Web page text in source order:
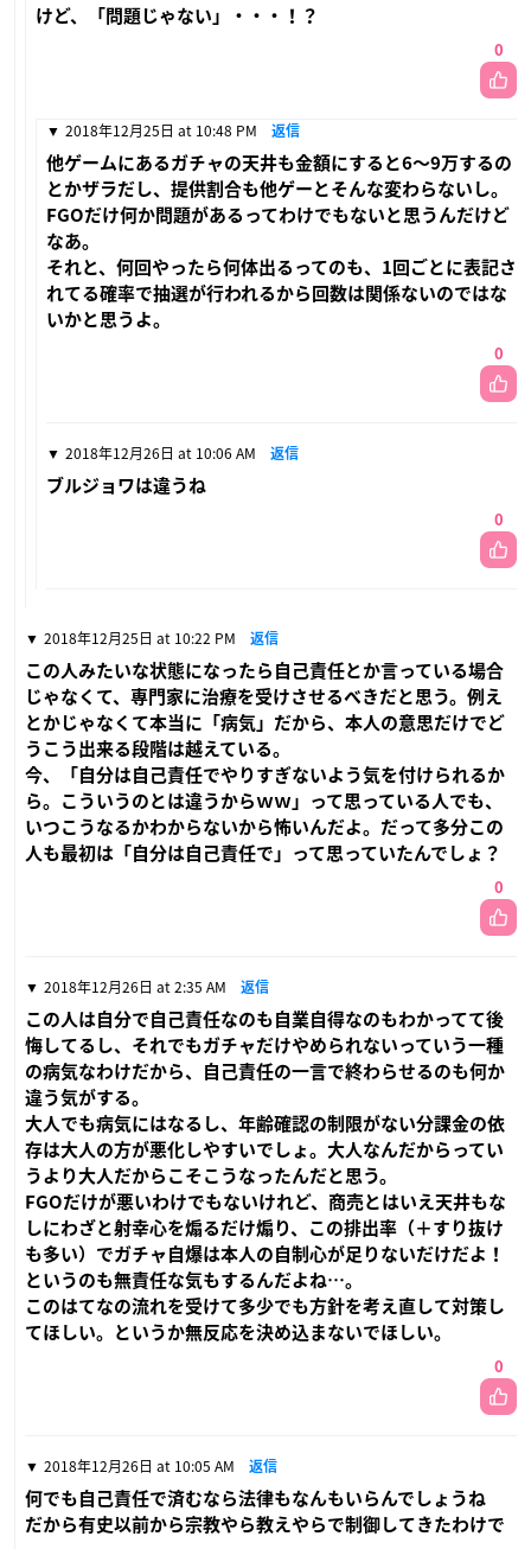
けど、「問題じゃない」・・・！？
0
2018年12月25日 at 10:48 PM 返信
他ゲームにあるガチャの天井も金額にすると6〜9万するの
とかザラだし、提供割合も他ゲーとそんな変わらないし。
FGOだけ何か問題があるってわけでもないと思うんだけど
なあ。
それと、何回やったら何体出るってのも、1回ごとに表記さ
れてる確率で抽選が行われるから回数は関係ないのではな
いかと思うよ。
0
2018年12月26日 at 10:06 AM 返信
ブルジョワは違うね
0
2018年12月25日 at 10:22 PM 返信
この人みたいな状態になったら自己責任とか言っている場合
じゃなくて、専門家に治療を受けさせるべきだと思う。例え
とかじゃなくて本当に「病気」だから、本人の意思だけでど
うこう出来る段階は越えている。
今、「自分は自己責任でやりすぎないよう気を付けられるか
ら。こういうのとは違うからｗｗ」って思っている人でも、
いつこうなるかわからないから怖いんだよ。だって多分この
人も最初は「自分は自己責任で」って思っていたんでしょ？
0
2018年12月26日 at 2:35 AM 返信
この人は自分で自己責任なのも自業自得なのもわかってて後
悔してるし、それでもガチャだけやめられないっていう一種
の病気なわけだから、自己責任の一言で終わらせるのも何か
違う気がする。
大人でも病気にはなるし、年齢確認の制限がない分課金の依
存は大人の方が悪化しやすいでしょ。大人なんだからってい
うより大人だからこそこうなったんだと思う。
FGOだけが悪いわけでもないけれど、商売とはいえ天井もな
しにわざと射幸心を煽るだけ煽り、この排出率（＋すり抜け
も多い）でガチャ自爆は本人の自制心が足りないだけだよ！
というのも無責任な気もするんだよね…。
このはてなの流れを受けて多少でも方針を考え直して対策し
てほしい。というか無反応を決め込まないでほしい。
0
2018年12月26日 at 10:05 AM 返信
何でも自己責任で済むなら法律もなんもいらんでしょうね
だから有史以前から宗教やら教えやらで制御してきたわけで